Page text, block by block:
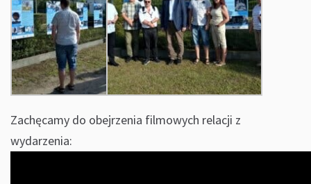
Zachęcamy do obejrzenia filmowych relacji z
wydarzenia: